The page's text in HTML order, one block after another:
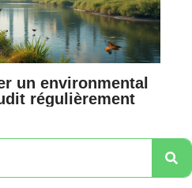
un environmental
régulièrement